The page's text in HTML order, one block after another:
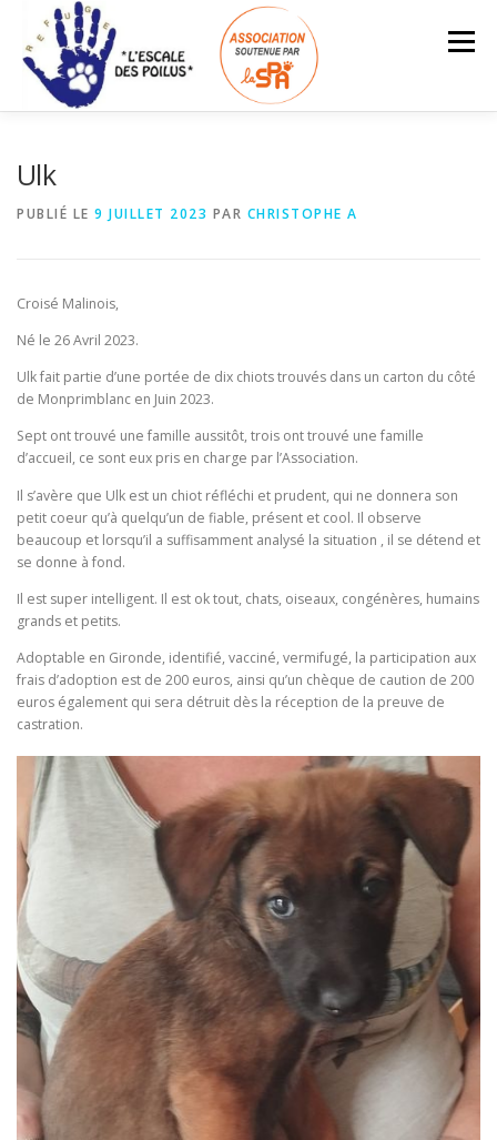
contenu
Menu
Ulk
PUBLIÉ LE 9 JUILLET 2023 PAR CHRISTOPHE A
Croisé Malinois,
Né le 26 Avril 2023.
Ulk fait partie d’une portée de dix chiots trouvés dans un carton du côté
de Monprimblanc en Juin 2023.
Sept ont trouvé une famille aussitôt, trois ont trouvé une famille
d’accueil, ce sont eux pris en charge par l’Association.
Il s’avère que Ulk est un chiot réfléchi et prudent, qui ne donnera son
petit coeur qu’à quelqu’un de fiable, présent et cool. Il observe
beaucoup et lorsqu’il a suffisamment analysé la situation , il se détend et
se donne à fond.
Il est super intelligent. Il est ok tout, chats, oiseaux, congénères, humains
grands et petits.
Adoptable en Gironde, identifié, vacciné, vermifugé, la participation aux
frais d’adoption est de 200 euros, ainsi qu’un chèque de caution de 200
euros également qui sera détruit dès la réception de la preuve de
castration.